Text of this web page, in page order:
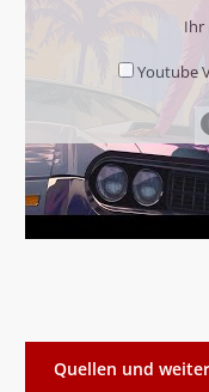
Ihr
Youtube
Quellen und